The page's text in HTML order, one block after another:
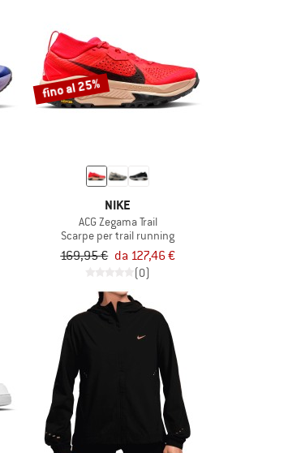
fino al 25%
NIKE
ACG Zegama Trail
Scarpe per trail running
169,95 € da 127,46 €
(0)